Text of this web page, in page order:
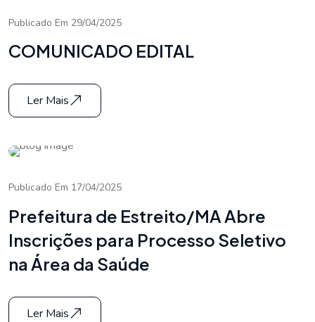
Publicado Em 29/04/2025
COMUNICADO EDITAL
Ler Mais
Publicado Em 17/04/2025
Prefeitura de Estreito/MA Abre
Inscrições para Processo Seletivo
na Área da Saúde
Ler Mais